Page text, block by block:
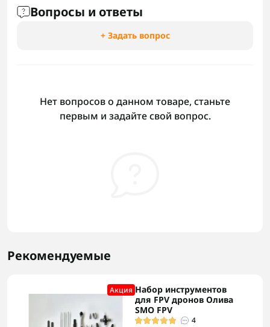
Вопросы и ответы
+ Задать вопрос
Нет вопросов о данном товаре, станьте
первым и задайте свой вопрос.
Рекомендуемые
Акция Набор инструментов
для FPV дронов Олива
SMO FPV
4